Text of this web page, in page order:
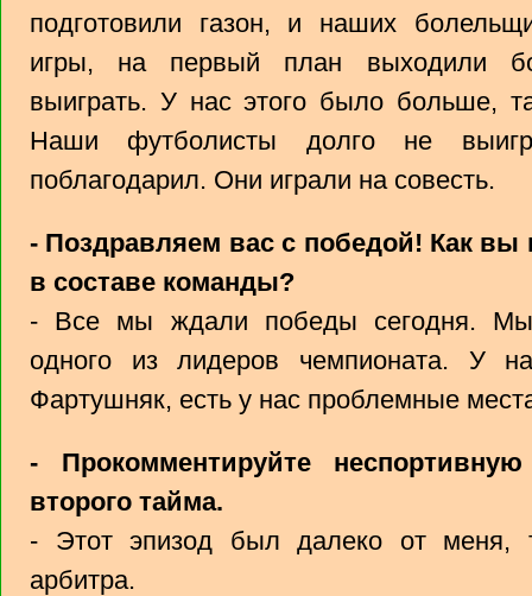
подготовили газон, и наших
игры, на первый план выходили
выиграть. У нас этого было больше,
Наши футболисты долго не
поблагодарил. Они играли на совесть.
- Поздравляем вас с победой! Как вы
в составе команды?
- Все мы ждали победы сегодня. Мы
одного из лидеров чемпионата. У
Фартушняк, есть у нас проблемные
- Прокомментируйте
второго тайма.
- Этот эпизод был далеко от меня,
арбитра.